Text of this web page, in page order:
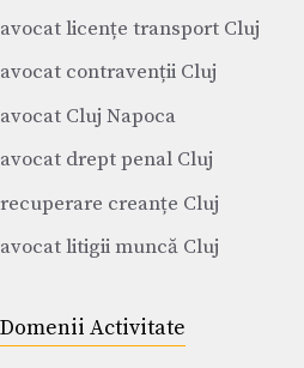
avocat licențe transport Cluj
avocat contravenții Cluj
avocat Cluj Napoca
avocat drept penal Cluj
recuperare creanțe Cluj
avocat litigii muncă Cluj
Domenii Activitate